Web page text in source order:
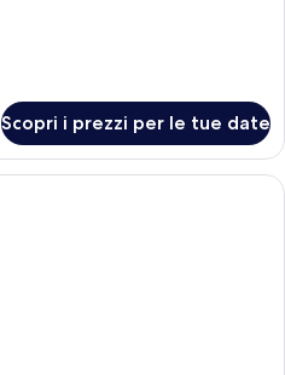
Scopri i prezzi per le tue date